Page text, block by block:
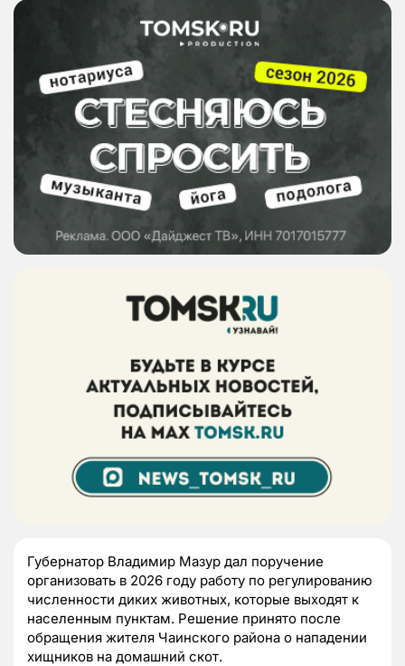
Губернатор Владимир Мазур дал поручение
организовать в 2026 году работу по регулированию
численности диких животных, которые выходят к
населенным пунктам. Решение принято после
обращения жителя Чаинского района о нападении
хищников на домашний скот.